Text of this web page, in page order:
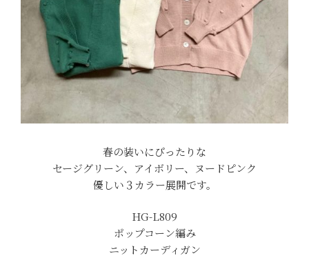
春の装いにぴったりな
セージグリーン、アイボリー、ヌードピンク
優しい３カラー展開です。
HG-L809
ポップコーン編み
ニットカーディガン